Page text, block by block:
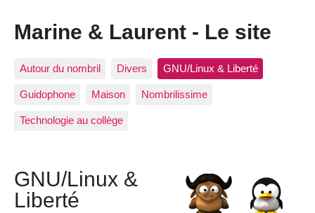
Marine & Laurent - Le site
Autour du nombril Divers GNU/Linux & Liberté
Guidophone Maison Nombrilissime
Technologie au collège
GNU/Linux &
Liberté